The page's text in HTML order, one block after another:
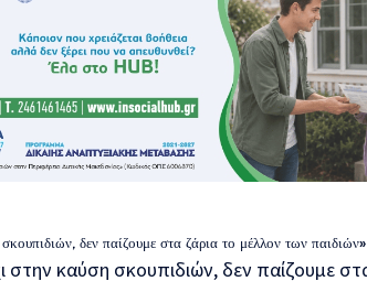
δεν παίζουμε στα ζάρια το μέλλον των παιδιών»